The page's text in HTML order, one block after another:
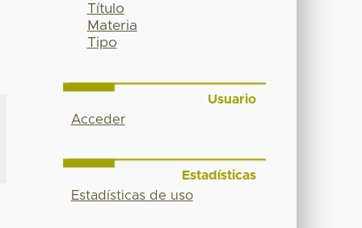
Título
Materia
Tipo
Usuario
Acceder
Estadísticas
Estadísticas de uso